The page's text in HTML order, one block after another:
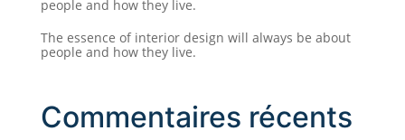
people and how they live.
The essence of interior design will always be about
people and how they live.
Commentaires récents